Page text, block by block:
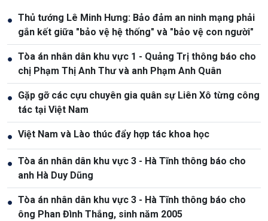
● Thủ tướng Lê Minh Hưng: Bảo đảm an ninh mạng phải
gắn kết giữa "bảo vệ hệ thống" và "bảo vệ con người"
● Tòa án nhân dân khu vực 1 - Quảng Trị thông báo cho
chị Phạm Thị Anh Thư và anh Phạm Anh Quân
● Gặp gỡ các cựu chuyên gia quân sự Liên Xô từng công
tác tại Việt Nam
● Việt Nam và Lào thúc đẩy hợp tác khoa học
● Tòa án nhân dân khu vực 3 - Hà Tĩnh thông báo cho
anh Hà Duy Dũng
● Tòa án nhân dân khu vực 3 - Hà Tĩnh thông báo cho
ông Phan Đình Thắng, sinh năm 2005